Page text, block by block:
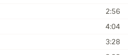
2:56
4:04
3:28